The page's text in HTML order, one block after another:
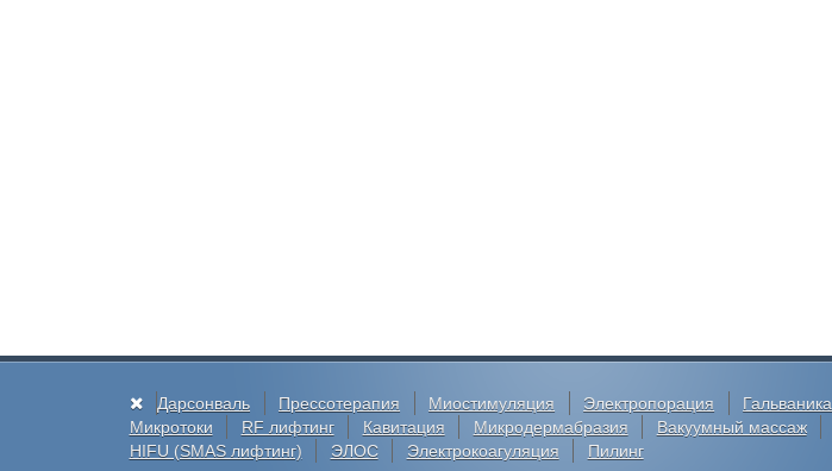
Дарсонваль Прессотерапия Миостимуляция Электропорация Гальваника
Микротоки
RF лифтинг Кавитация Микродермабразия Вакуумный массаж
HIFU (SMAS лифтинг)
ЭЛОС Электрокоагуляция Пилинг